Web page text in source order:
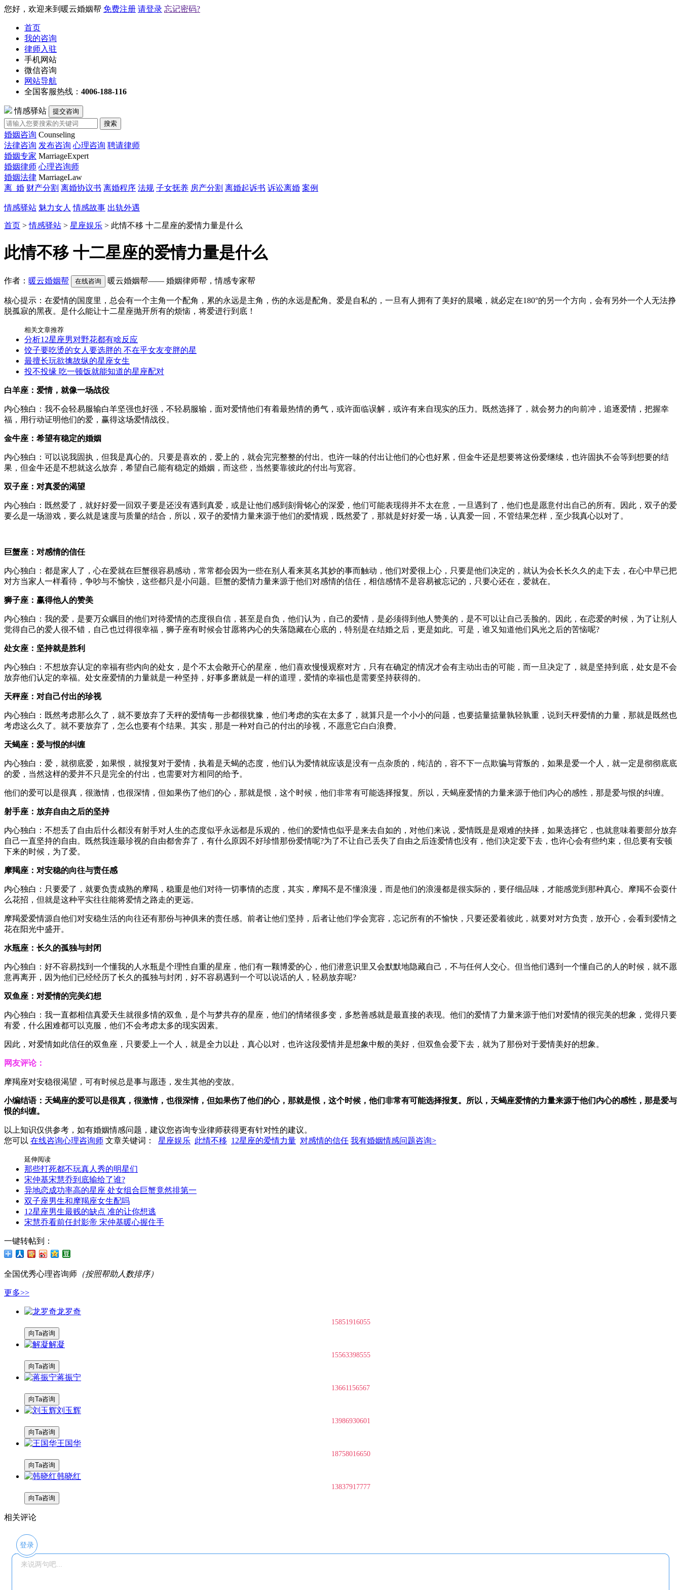
您好，欢迎来到暖云婚姻帮 免费注册 请登录 忘记密码?
首页
我的咨询
律师入驻
手机网站
微信咨询
网站导航
全国客服热线： 4006-188-116
情感驿站
提交咨询
搜索
婚姻咨询 Counseling
法律咨询 发布咨询 心理咨询 聘请律师
婚姻专家 MarriageExpert
婚姻律师 心理咨询师
婚姻法律 MarriageLaw
离 婚 财产分割 离婚协议书 离婚程序 法规 子女抚养 房产分割 离婚起诉书 诉讼离婚 案例
情感驿站 魅力女人 情感故事 出轨外遇
首页 >情感驿站 > 星座娱乐 > 此情不移 十二星座的爱情力量是什么
此情不移 十二星座的爱情力量是什么
作者： 暖云婚姻帮 在线咨询 暖云婚姻帮—— 婚姻律师帮，情感专家帮
核心提示：在爱情的国度里，总会有一个主角一个配角，累的永远是主角，伤的永远是配角。爱是自私的，一旦有人拥有了美好的晨曦，就必定在180°的另一个方向，会有另外一个人无法挣
脱孤寂的黑夜。是什么能让十二星座抛开所有的烦恼，将爱进行到底！
相关文章推荐
分析12星座男对野花都有啥反应
饺子要吃烫的女人要选胖的 不在乎女友变胖的星
最擅长玩欲擒故纵的星座女生
投不投缘 吃一顿饭就能知道的星座配对
白羊座：爱情，就像一场战役
内心独白：我不会轻易服输白羊坚强也好强，不轻易服输，面对爱情他们有着最热情的勇气，或许面临误解，或许有来自现实的压力。既然选择了，就会努力的向前冲，追逐爱情，把握幸
福，用行动证明他们的爱，赢得这场爱情战役。
金牛座：希望有稳定的婚姻
内心独白：可以说我固执，但我是真心的。只要是喜欢的，爱上的，就会完完整整的付出。也许一味的付出让他们的心也好累，但金牛还是想要将这份爱继续，也许固执不会等到想要的结
果，但金牛还是不想就这么放弃，希望自己能有稳定的婚姻，而这些，当然要靠彼此的付出与宽容。
双子座：对真爱的渴望
内心独白：既然爱了，就好好爱一回双子要是还没有遇到真爱，或是让他们感到刻骨铭心的深爱，他们可能表现得并不太在意，一旦遇到了，他们也是愿意付出自己的所有。因此，双子的爱
要么是一场游戏，要么就是速度与质量的结合，所以，双子的爱情力量来源于他们的爱情观，既然爱了，那就是好好爱一场，认真爱一回，不管结果怎样，至少我真心以对了。
巨蟹座：对感情的信任
内心独白：都是家人了，心在爱就在巨蟹很容易感动，常常都会因为一些在别人看来莫名其妙的事而触动，他们对爱很上心，只要是他们决定的，就认为会长长久久的走下去，在心中早已把
对方当家人一样看待，争吵与不愉快，这些都只是小问题。巨蟹的爱情力量来源于他们对感情的信任，相信感情不是容易被忘记的，只要心还在，爱就在。
狮子座：赢得他人的赞美
内心独白：我的爱，是要万众瞩目的他们对待爱情的态度很自信，甚至是自负，他们认为，自己的爱情，是必须得到他人赞美的，是不可以让自己丢脸的。因此，在恋爱的时候，为了让别人
觉得自己的爱人很不错，自己也过得很幸福，狮子座有时候会甘愿将内心的失落隐藏在心底的，特别是在结婚之后，更是如此。可是，谁又知道他们风光之后的苦恼呢?
处女座：坚持就是胜利
内心独白：不想放弃认定的幸福有些内向的处女，是个不太会敞开心的星座，他们喜欢慢慢观察对方，只有在确定的情况才会有主动出击的可能，而一旦决定了，就是坚持到底，处女是不会
放弃他们认定的幸福。处女座爱情的力量就是一种坚持，好事多磨就是一样的道理，爱情的幸福也是需要坚持获得的。
天秤座：对自己付出的珍视
内心独白：既然考虑那么久了，就不要放弃了天秤的爱情每一步都很犹豫，他们考虑的实在太多了，就算只是一个小小的问题，也要掂量掂量孰轻孰重，说到天秤爱情的力量，那就是既然也
考虑这么久了。就不要放弃了，怎么也要有个结果。其实，那是一种对自己的付出的珍视，不愿意它白白浪费。
天蝎座：爱与恨的纠缠
内心独白：爱，就彻底爱，如果恨，就报复对于爱情，执着是天蝎的态度，他们认为爱情就应该是没有一点杂质的，纯洁的，容不下一点欺骗与背叛的，如果是爱一个人，就一定是彻彻底底
的爱，当然这样的爱并不只是完全的付出，也需要对方相同的给予。
他们的爱可以是很真，很激情，也很深情，但如果伤了他们的心，那就是恨，这个时候，他们非常有可能选择报复。所以，天蝎座爱情的力量来源于他们内心的感性，那是爱与恨的纠缠。
射手座：放弃自由之后的坚持
内心独白：不想丢了自由后什么都没有射手对人生的态度似乎永远都是乐观的，他们的爱情也似乎是来去自如的，对他们来说，爱情既是是艰难的抉择，如果选择它，也就意味着要部分放弃
自己一直坚持的自由。既然我连最珍视的自由都舍弃了，有什么原因不好珍惜那份爱情呢?为了不让自己丢失了自由之后连爱情也没有，他们决定爱下去，也许心会有些约束，但总要有安顿
下来的时候，为了爱。
摩羯座：对安稳的向往与责任感
内心独白：只要爱了，就要负责成熟的摩羯，稳重是他们对待一切事情的态度，其实，摩羯不是不懂浪漫，而是他们的浪漫都是很实际的，要仔细品味，才能感觉到那种真心。摩羯不会耍什
么花招，但就是这种平实往往能将爱情之路走的更远。
摩羯爱爱情源自他们对安稳生活的向往还有那份与神俱来的责任感。前者让他们坚持，后者让他们学会宽容，忘记所有的不愉快，只要还爱着彼此，就要对对方负责，放开心，会看到爱情之
花在阳光中盛开。
水瓶座：长久的孤独与封闭
内心独白：好不容易找到一个懂我的人水瓶是个理性自重的星座，他们有一颗博爱的心，他们潜意识里又会默默地隐藏自己，不与任何人交心。但当他们遇到一个懂自己的人的时候，就不愿
意再离开，因为他们已经经历了长久的孤独与封闭，好不容易遇到一个可以说话的人，轻易放弃呢?
双鱼座：对爱情的完美幻想
内心独白：我一直都相信真爱天生就很多情的双鱼，是个与梦共存的星座，他们的情绪很多变，多愁善感就是最直接的表现。他们的爱情了力量来源于他们对爱情的很完美的想象，觉得只要
有爱，什么困难都可以克服，他们不会考虑太多的现实因素。
因此，对爱情如此信任的双鱼座，只要爱上一个人，就是全力以赴，真心以对，也许这段爱情并是想象中般的美好，但双鱼会爱下去，就为了那份对于爱情美好的想象。
网友评论：
摩羯座对安稳很渴望，可有时候总是事与愿违，发生其他的变故。
小编结语：天蝎座的爱可以是很真，很激情，也很深情，但如果伤了他们的心，那就是恨，这个时候，他们非常有可能选择报复。所以，天蝎座爱情的力量来源于他们内心的感性，那是爱与
恨的纠缠。
以上知识仅供参考，如有婚姻情感问题，建议您咨询专业律师获得更有针对性的建议。
您可以 在线咨询心理咨询师 文章关键词： 星座娱乐 此情不移 12星座的爱情力量 对感情的信任 我有婚姻情感问题咨询>
延伸阅读
那些打死都不玩真人秀的明星们
宋仲基宋慧乔到底输给了谁?
异地恋成功率高的星座 处女组合巨蟹竟然排第一
双子座男生和摩羯座女生配吗
12星座男生最贱的缺点 准的让你想逃
宋慧乔看前任封影帝 宋仲基暖心握住手
一键转帖到：
全国优秀心理咨询师 （按照帮助人数排序）
更多>>
龙罗奇
15851916055
向Ta咨询
解凝
15563398555
向Ta咨询
蒋振宁
13661156567
向Ta咨询
刘玉辉
13986930601
向Ta咨询
王国华
18758016650
向Ta咨询
韩晓红
13837917777
向Ta咨询
相关评论
登录